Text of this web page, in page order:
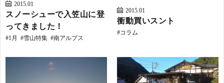
2015.01
スノーシューで入笠山に登
ってきました！
1月 雪山特集 南アルプス
2015.01
衝動買いスント
コラム